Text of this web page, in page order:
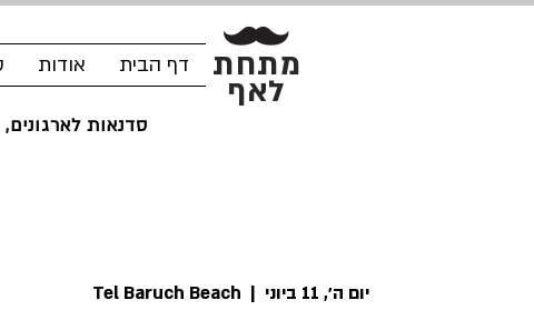
דף הבית אודות
סדנאות
מתחת
לאף
יום ה׳, 11 ביוני
  |
Tel Baruch Beach